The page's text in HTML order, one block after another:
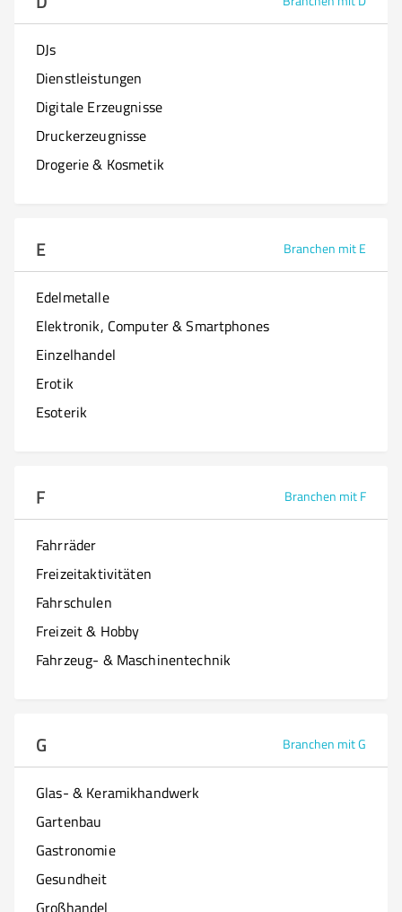
DJs
Dienstleistungen
Digitale Erzeugnisse
Druckerzeugnisse
Drogerie & Kosmetik
E Branchen mit E
Edelmetalle
Elektronik, Computer & Smartphones
Einzelhandel
Erotik
Esoterik
F Branchen mit F
Fahrräder
Freizeitaktivitäten
Fahrschulen
Freizeit & Hobby
Fahrzeug- & Maschinentechnik
G Branchen mit G
Glas- & Keramikhandwerk
Gartenbau
Gastronomie
Gesundheit
Großhandel